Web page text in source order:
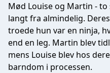
Mød Louise og Martin -
langt fra almindelig.
troede hun var en ninja,
end en leg. Martin blev
mens Louise blev hos
barndom i processen.